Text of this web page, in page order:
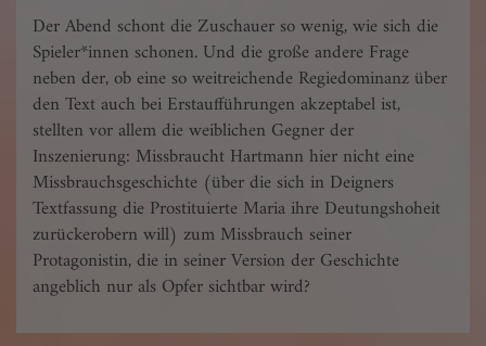
Der Abend schont die Zuschauer so wenig, wie sich die
Spieler*innen schonen. Und die große andere Frage
neben der, ob eine so weitreichende Regiedominanz über
den Text auch bei Erstaufführungen akzeptabel ist,
stellten vor allem die weiblichen Gegner der
Inszenierung: Missbraucht Hartmann hier nicht eine
Missbrauchsgeschichte (über die sich in Deig­ners
Textfassung die Prostituierte Maria ihre Deutungshoheit
zurückerobern will) zum Missbrauch seiner
Protagonistin, die in seiner Version der Geschichte
angeblich nur als Opfer sichtbar wird?